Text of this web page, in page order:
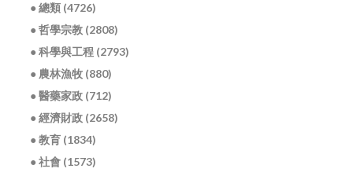
● 總類 (4726)
● 哲學宗教 (2808)
● 科學與工程 (2793)
● 農林漁牧 (880)
● 醫藥家政 (712)
● 經濟財政 (2658)
● 教育 (1834)
● 社會 (1573)